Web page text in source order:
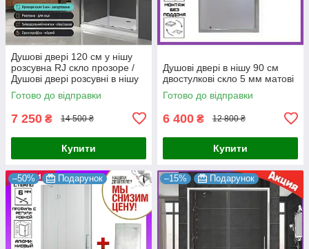
Душові двері 120 см у нішу
розсувна RJ скло прозоре /
Душові двері розсувні в нішу
120 см
Готово до відправки
7 250 ₴ 14 500 ₴
Купити
Душові двері в нішу 90 см
двостулкові скло 5 мм матові
Готово до відправки
6 400 ₴ 12 800 ₴
Купити
–50% Подарунок –15% Подарунок